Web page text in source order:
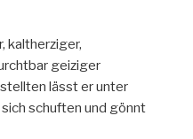
kaltherziger,
geiziger
lässt er unter
schuften und gönnt